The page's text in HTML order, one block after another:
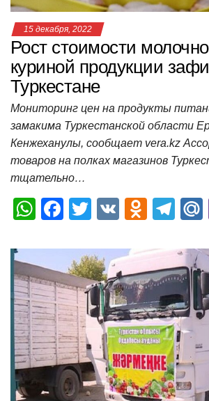
15 декабря, 2022
Рост стоимости
куриной продукции
Туркестане
Мониторинг цен на продукты
замакима Туркестанской области
Кенжеханулы, сообщает vera.kz
товаров на полках магазинов
тщательно…
W
at
s
A
p
p
F
c
e
b
o
o
k
T
tt
er
V
O
n
o
kl
a
ss
ni
ki
T
e
gr
a
m